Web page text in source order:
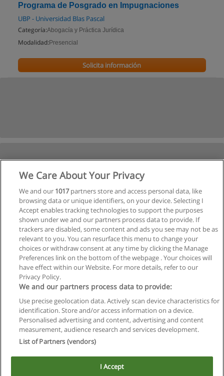
Programa de Posgrado en Impugnaciones
UBP - Universidad Blas Pascal
Categoría:Abogacía y Práctica Jurídica
Modalidad: Presencial
Solicita información
Reglas de uso
Privacidad de datos
Contactar con Educaedu
Copyright © Educaedu Business S.L. - CIF : B-95610580: -
We Care About Your Privacy
We and our 1017partners store and access personal data, like
browsing data or unique identifiers, on your device. Selecting I
Accept enables tracking technologies to support the purposes
shown under we and our partners process data to provide. If
trackers are disabled, some content and ads you see may not be as
relevant to you. You can resurface this menu to change your
choices or withdraw consent at any time by clicking the Manage
Preferences link on the bottom of the webpage . Your choices will
have effect within our Website. For more details, refer to our
Privacy Policy.
We and our partners process data to provide:
Use precise geolocation data. Actively scan device characteristics for
identification. Store and/or access information on a device.
Personalised advertising and content, advertising and content
measurement, audience research and services development.
List of Partners (vendors)
I Accept